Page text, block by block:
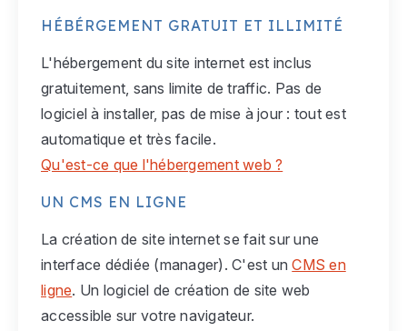
HÉBÉRGEMENT GRATUIT ET ILLIMITÉ
L'hébergement du site internet est inclus
gratuitement, sans limite de traffic. Pas de
logiciel à installer, pas de mise à jour : tout est
automatique et très facile.
Qu'est-ce que l'hébergement web ?
UN CMS EN LIGNE
La création de site internet se fait sur une
interface dédiée (manager). C'est unCMS en
ligne. Un logiciel de création de site web
accessible sur votre navigateur.